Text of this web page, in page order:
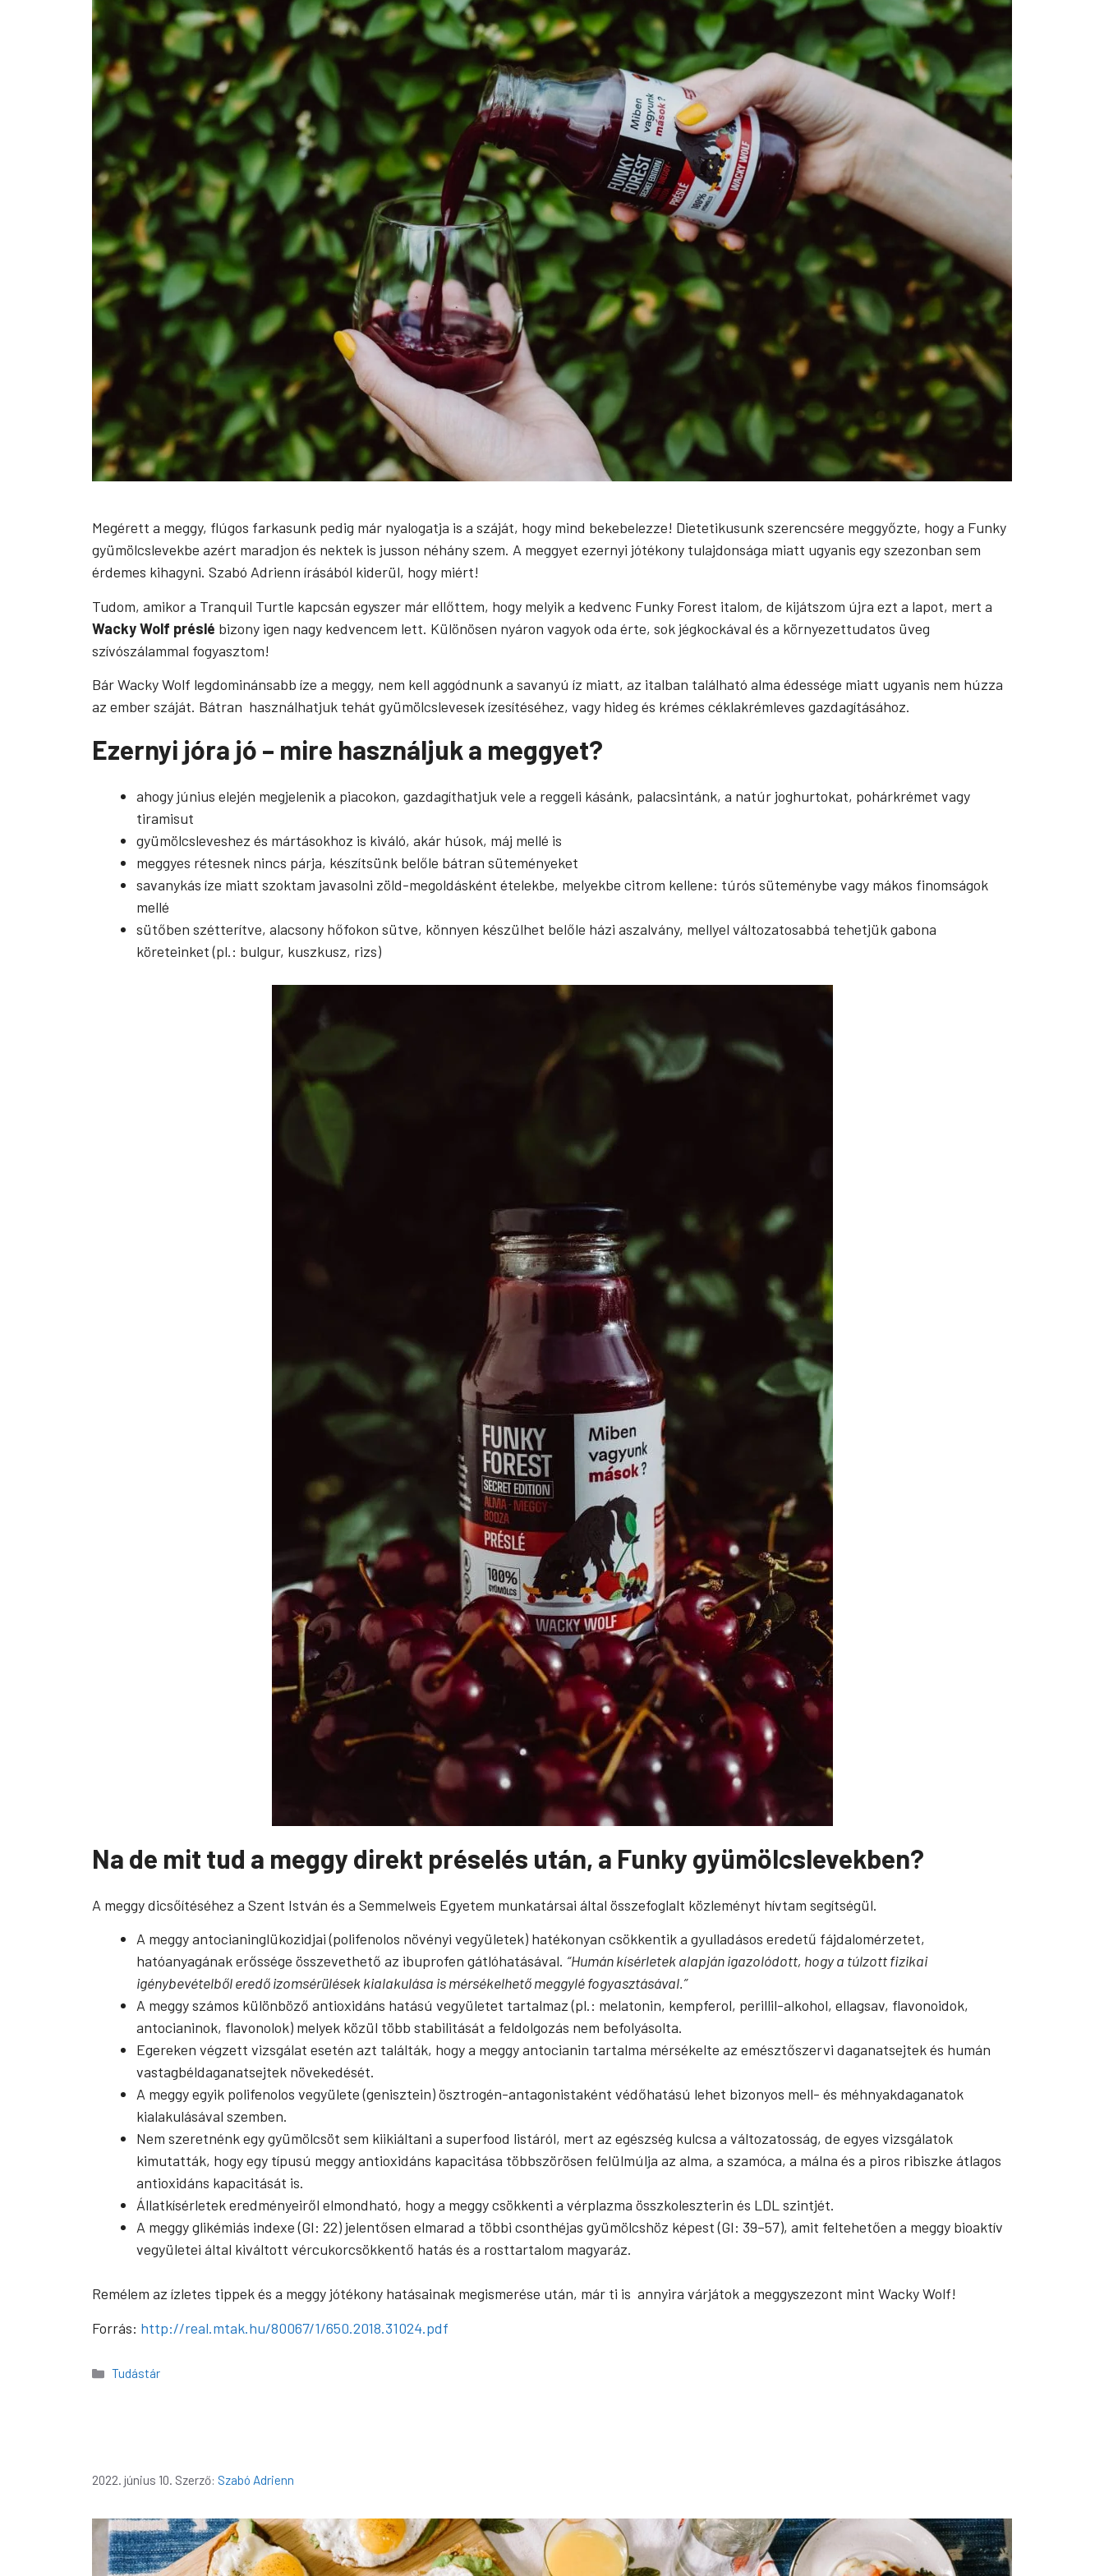
Megérett a meggy, flúgos farkasunk pedig már nyalogatja is a száját, hogy mind bekebelezze! Dietetikusunk szerencsére meggyőzte, hogy a Funky
gyümölcslevekbe azért maradjon és nektek is jusson néhány szem. A meggyet ezernyi jótékony tulajdonsága miatt ugyanis egy szezonban sem
érdemes kihagyni. Szabó Adrienn írásából kiderül, hogy miért!
Tudom, amikor a Tranquil Turtle kapcsán egyszer már ellőttem, hogy melyik a kedvenc Funky Forest italom, de kijátszom újra ezt a lapot, mert a
Wacky Wolf préslé bizony igen nagy kedvencem lett. Különösen nyáron vagyok oda érte, sok jégkockával és a környezettudatos üveg
szívószálammal fogyasztom!
Bár Wacky Wolf legdominánsabb íze a meggy, nem kell aggódnunk a savanyú íz miatt, az italban található alma édessége miatt ugyanis nem húzza
az ember száját. Bátran használhatjuk tehát gyümölcslevesek ízesítéséhez, vagy hideg és krémes céklakrémleves gazdagításához.
Ezernyi jóra jó – mire használjuk a meggyet?
ahogy június elején megjelenik a piacokon, gazdagíthatjuk vele a reggeli kásánk, palacsintánk, a natúr joghurtokat, pohárkrémet vagy
tiramisut
gyümölcsleveshez és mártásokhoz is kiváló, akár húsok, máj mellé is
meggyes rétesnek nincs párja, készítsünk belőle bátran süteményeket
savanykás íze miatt szoktam javasolni zöld-megoldásként ételekbe, melyekbe citrom kellene: túrós süteménybe vagy mákos finomságok
mellé
sütőben szétterítve, alacsony hőfokon sütve, könnyen készülhet belőle házi aszalvány, mellyel változatosabbá tehetjük gabona
köreteinket (pl.: bulgur, kuszkusz, rizs)
Na de mit tud a meggy direkt préselés után, a Funky gyümölcslevekben?
A meggy dicsőítéséhez a Szent István és a Semmelweis Egyetem munkatársai által összefoglalt közleményt hívtam segítségül.
A meggy antocianinglükozidjai (polifenolos növényi vegyületek) hatékonyan csökkentik a gyulladásos eredetű fájdalomérzetet,
hatóanyagának erőssége összevethető az ibuprofen gátlóhatásával. “Humán kísérletek alapján igazolódott, hogy a túlzott fizikai
igénybevételből eredő izomsérülések kialakulása is mérsékelhető meggylé fogyasztásával.”
A meggy számos különböző antioxidáns hatású vegyületet tartalmaz (pl.: melatonin, kempferol, perillil-alkohol, ellagsav, flavonoidok,
antocianinok, flavonolok) melyek közül több stabilitását a feldolgozás nem befolyásolta.
Egereken végzett vizsgálat esetén azt találták, hogy a meggy antocianin tartalma mérsékelte az emésztőszervi daganatsejtek és humán
vastagbéldaganatsejtek növekedését.
A meggy egyik polifenolos vegyülete (genisztein) ösztrogén-antagonistaként védőhatású lehet bizonyos mell- és méhnyakdaganatok
kialakulásával szemben.
Nem szeretnénk egy gyümölcsöt sem kiikiáltani a superfood listáról, mert az egészség kulcsa a változatosság, de egyes vizsgálatok
kimutatták, hogy egy típusú meggy antioxidáns kapacitása többszörösen felülmúlja az alma, a szamóca, a málna és a piros ribiszke átlagos
antioxidáns kapacitását is.
Állatkísérletek eredményeiről elmondható, hogy a meggy csökkenti a vérplazma összkoleszterin és LDL szintjét.
A meggy glikémiás indexe (GI: 22) jelentősen elmarad a többi csonthéjas gyümölcshöz képest (GI: 39–57), amit feltehetően a meggy bioaktív
vegyületei által kiváltott vércukorcsökkentő hatás és a rosttartalom magyaráz.
Remélem az ízletes tippek és a meggy jótékony hatásainak megismerése után, már ti is annyira várjátok a meggyszezont mint Wacky Wolf!
Forrás: http://real.mtak.hu/80067/1/650.2018.31024.pdf
Kategória
Tudástár
2022. június 10. Szerző: Szabó Adrienn